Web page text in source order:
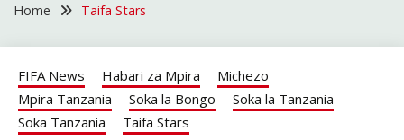
Home Taifa Stars
FIFA News Habari za Mpira
Michezo
Mpira Tanzania
Soka la Bongo
Soka la Tanzania
Soka Tanzania
Taifa Stars